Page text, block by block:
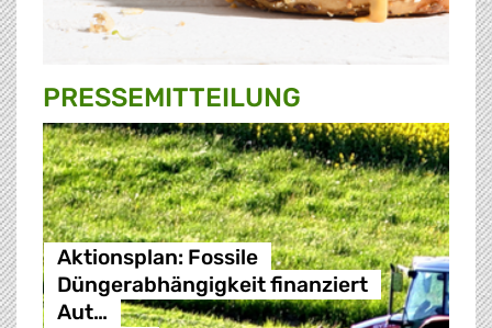
PRESSE­MITTEILUNG
Aktionsplan: Fossile
Düngerabhängigkeit finanziert
Aut…